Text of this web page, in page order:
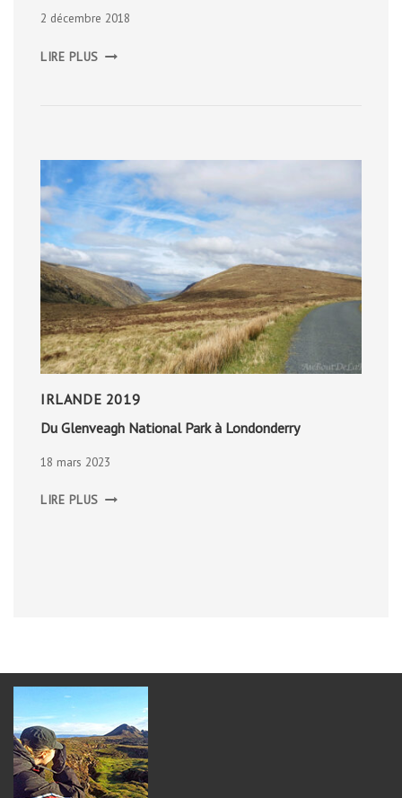
2 décembre 2018
LIRE PLUS AOÛT
IRLANDE 2019
Du Glenveagh National Park à Londonderry
18 mars 2023
LIRE PLUS GLENVEAGH